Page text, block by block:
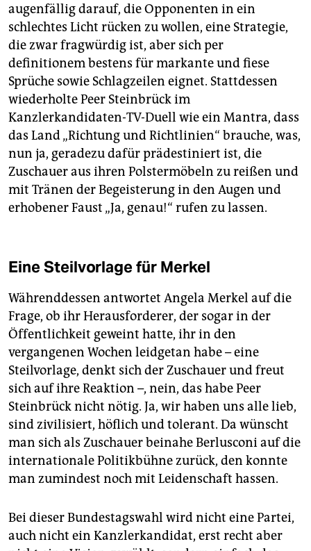
augenfällig darauf, die Opponenten in ein
schlechtes Licht rücken zu wollen, eine Strategie,
die zwar fragwürdig ist, aber sich per
definitionem bestens für markante und fiese
Sprüche sowie Schlagzeilen eignet. Stattdessen
wiederholte Peer Steinbrück im
Kanzlerkandidaten-TV-Duell wie ein Mantra, dass
das Land „Richtung und Richtlinien“ brauche, was,
nun ja, geradezu dafür prädestiniert ist, die
Zuschauer aus ihren Polstermöbeln zu reißen und
mit Tränen der Begeisterung in den Augen und
erhobener Faust „Ja, genau!“ rufen zu lassen.
Eine Steilvorlage für Merkel
Währenddessen antwortet Angela Merkel auf die
Frage, ob ihr Herausforderer, der sogar in der
Öffentlichkeit geweint hatte, ihr in den
vergangenen Wochen leidgetan habe – eine
Steilvorlage, denkt sich der Zuschauer und freut
sich auf ihre Reaktion –, nein, das habe Peer
Steinbrück nicht nötig. Ja, wir haben uns alle lieb,
sind zivilisiert, höflich und tolerant. Da wünscht
man sich als Zuschauer beinahe Berlusconi auf die
internationale Politikbühne zurück, den konnte
man zumindest noch mit Leidenschaft hassen.
Bei dieser Bundestagswahl wird nicht eine Partei,
auch nicht ein Kanzlerkandidat, erst recht aber